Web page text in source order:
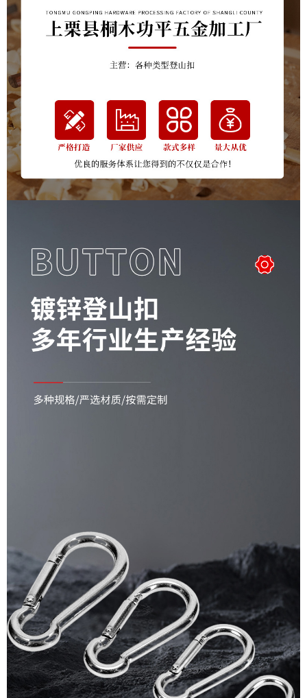
acero inoxidable 4*40,Modelo
estándar de acero inoxidable
5*50,Modelo estándar de
acero inoxidable 6*60,Modelo
estándar de acero inoxidable
acero inoxidable 8*80,Modelo
estándar de acero inoxidable
9*90,Modelo estándar de
acero inoxidable
10*100,Modelo estándar de
acero inoxidable
11*120,Modelo estándar de
acero inoxidable
12*140,Modelo estándar de
14*180,Acero inoxidable 4*40
con tornillos.,Acero inoxidable
5*50 con tornillos.,Acero
tornillos.,Acero inoxidable
7*70 con tornillos.,Acero
inoxidable 8*80 con
tornillos.,Acero inoxidable
9*90 con tornillos.,Acero
inoxidable 12*140 con